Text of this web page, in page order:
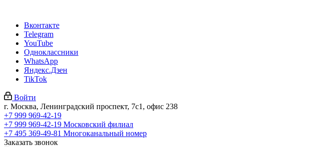
Вконтакте
Telegram
YouTube
Одноклассники
WhatsApp
Яндекс.Дзен
TikTok
Войти
г. Москва, Ленинградский проспект, 7с1, офис 238
+7 999 969-42-19
+7 999 969-42-19 Московский филиал
+7 495 369-49-81 Многоканальный номер
Заказать звонок